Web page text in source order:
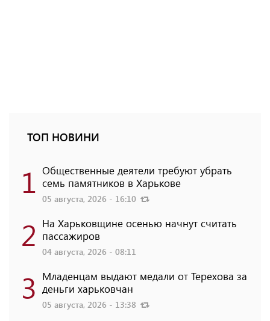
ТОП НОВИНИ
1 Общественные деятели требуют убрать
семь памятников в Харькове
05 августа, 2026 - 16:10
2 На Харьковщине осенью начнут считать
пассажиров
04 августа, 2026 - 08:11
3 Младенцам выдают медали от Терехова за
деньги харьковчан
05 августа, 2026 - 13:38